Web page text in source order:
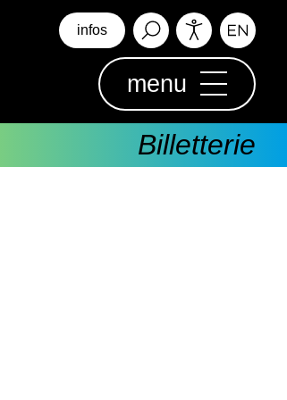
infos
menu
Billetterie